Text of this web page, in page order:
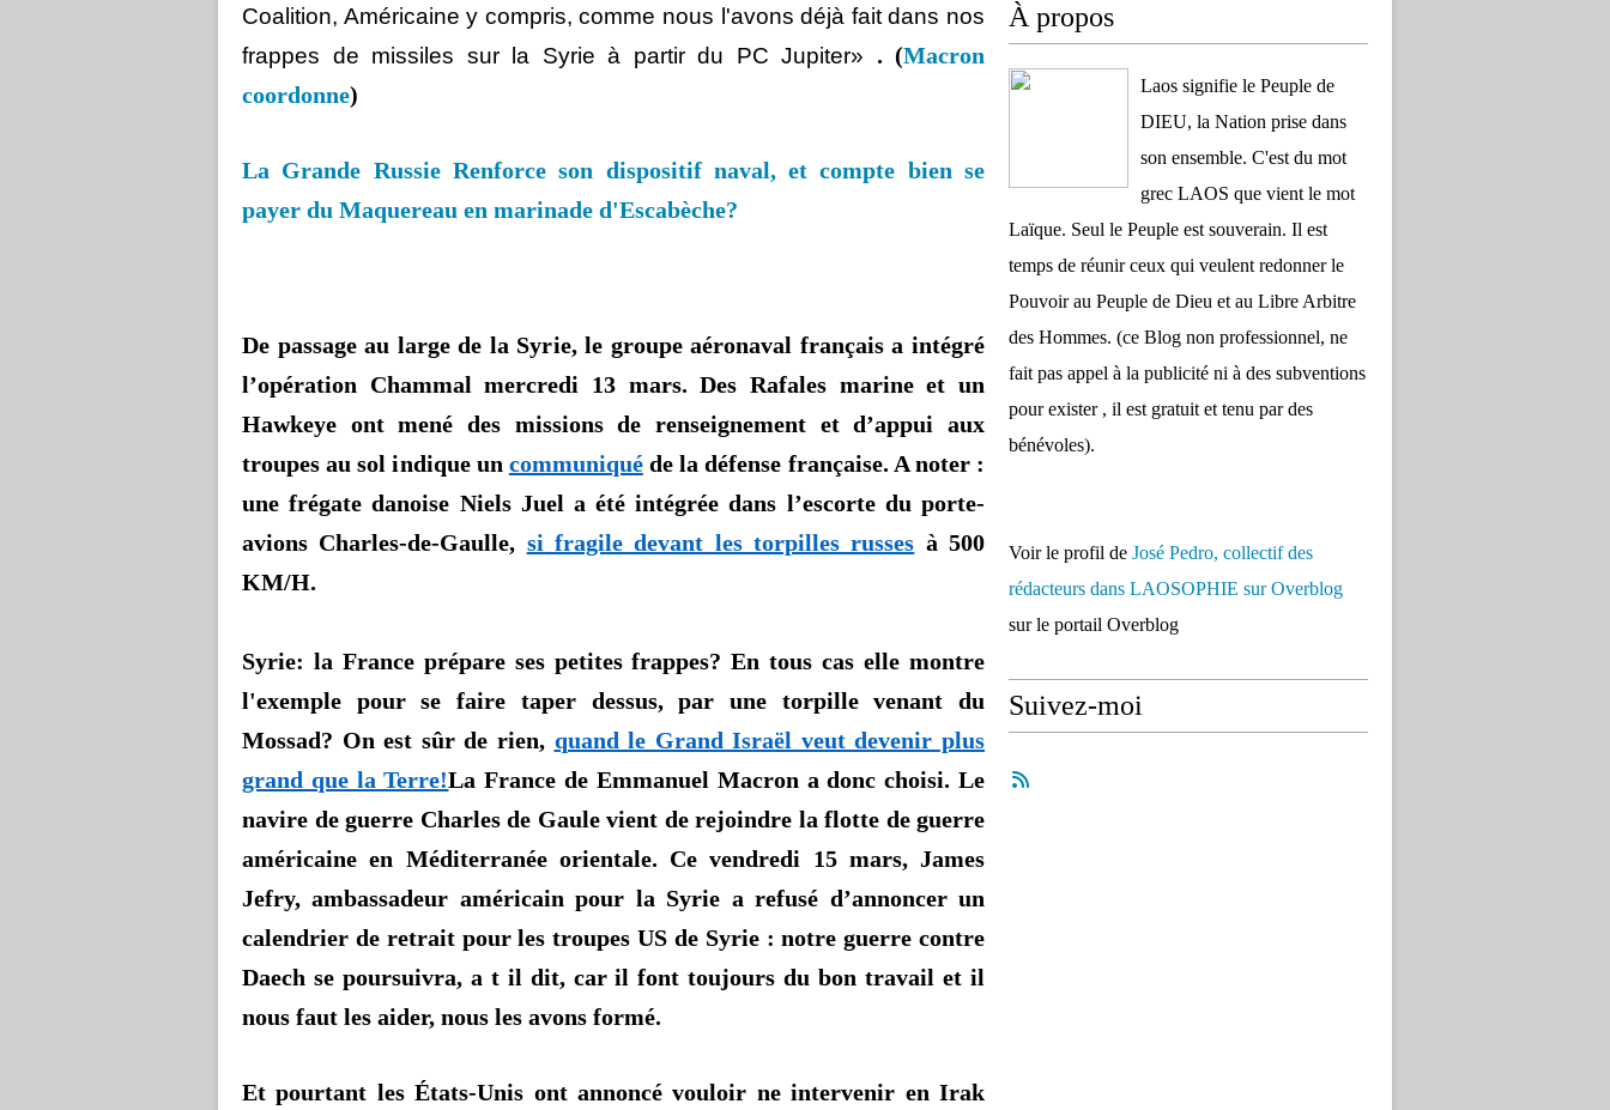
Coalition, Américaine y compris, comme nous l'avons déjà fait dans nos
frappes de missiles sur la Syrie à partir du PC Jupiter» . (Macron
coordonne)
La Grande Russie Renforce son dispositif naval, et compte bien se
payer du Maquereau en marinade d'Escabèche?
De passage au large de la Syrie, le groupe aéronaval français a intégré
l’opération Chammal mercredi 13 mars. Des Rafales marine et un
Hawkeye ont mené des missions de renseignement et d’appui aux
troupes au sol indique un communiqué de la défense française. A noter :
une frégate danoise Niels Juel a été intégrée dans l’escorte du porte-
avions Charles-de-Gaulle, si fragile devant les torpilles russes à 500
KM/H.
Syrie: la France prépare ses petites frappes? En tous cas elle montre
l'exemple pour se faire taper dessus, par une torpille venant du
Mossad? On est sûr de rien, quand le Grand Israël veut devenir plus
grand que la Terre!La France de Emmanuel Macron a donc choisi. Le
navire de guerre Charles de Gaule vient de rejoindre la flotte de guerre
américaine en Méditerranée orientale. Ce vendredi 15 mars, James
Jefry, ambassadeur américain pour la Syrie a refusé d’annoncer un
calendrier de retrait pour les troupes US de Syrie : notre guerre contre
Daech se poursuivra, a t il dit, caril font toujours du bon travail et il
nous faut les aider, nous les avons formé.
Et pourtant les États-Unis ont annoncé vouloir ne intervenir en Irak
À propos
Laos signifie le Peuple de
DIEU, la Nation prise dans
son ensemble. C'est du mot
grec LAOS que vient le mot
Laïque. Seul le Peuple est souverain. Il est
temps de réunir ceux qui veulent redonner le
Pouvoir au Peuple de Dieu et au Libre Arbitre
des Hommes. (ce Blog non professionnel, ne
fait pas appel à la publicité ni à des subventions
pour exister , il est gratuit et tenu par des
bénévoles).
Voir le profil de José Pedro, collectif des
rédacteurs dans LAOSOPHIE sur Overblog
sur le portail Overblog
Suivez-moi